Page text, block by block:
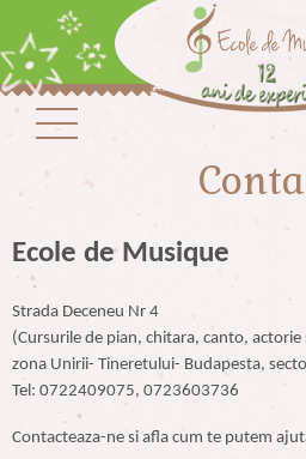
Ecole de Musique
Strada Deceneu Nr 4
(Cursurile de pian, chitara, canto, actorie
zona Unirii- Tineretului- Budapesta,
Tel: 0722409075, 0723603736
Contacteaza-ne si afla cum te putem